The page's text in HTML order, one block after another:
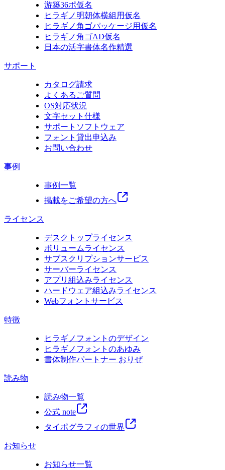
游築36ポ仮名
ヒラギノ明朝体横組用仮名
ヒラギノ角ゴパッケージ用仮名
ヒラギノ角ゴAD仮名
日本の活字書体名作精選
サポート
カタログ請求
よくあるご質問
OS対応状況
文字セット仕様
サポートソフトウェア
フォント貸出申込み
お問い合わせ
事例
事例一覧
掲載をご希望の方へ
ライセンス
デスクトップライセンス
ボリュームライセンス
サブスクリプションサービス
サーバーライセンス
アプリ組込みライセンス
ハードウェア組込みライセンス
Webフォントサービス
特徴
ヒラギノフォントのデザイン
ヒラギノフォントのあゆみ
書体制作パートナー おりぜ
読み物
読み物一覧
公式 note
タイポグラフィの世界
お知らせ
お知らせ一覧